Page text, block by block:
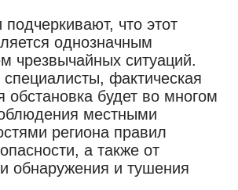
что этот
однозначным
чрезвычайных ситуаций.
фактическая
обстановка будет во многом
местными
региона правил
а также от
обнаружения и тушения